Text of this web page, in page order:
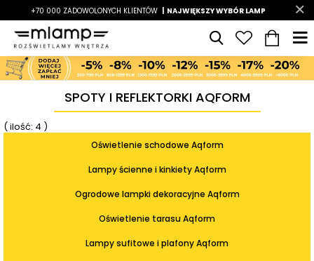
-7% LATO7
+70 000 ZADOWOLONYCH KLIENTÓW | NAJWIĘKSZY WYBÓR LAMP
| |
SPOTY I REFLEKTORKI AQFORM
( ilość: 4 )
Oświetlenie schodowe Aqform
Lampy ścienne i kinkiety Aqform
Ogrodowe lampki dekoracyjne Aqform
Oświetlenie tarasu Aqform
Lampy sufitowe i plafony Aqform